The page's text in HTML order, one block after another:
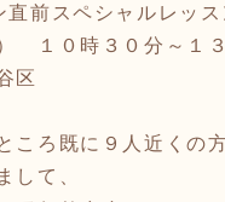
前スペシャルレッス
１０時３０分～１
区
ころ既に９人近くの
して、